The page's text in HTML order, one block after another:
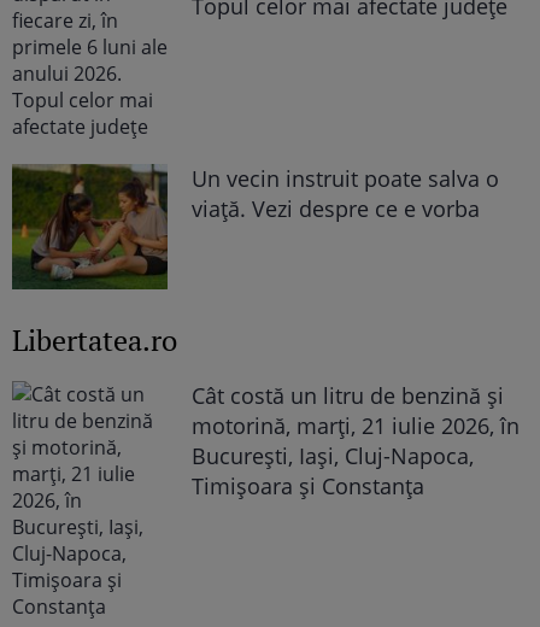
Topul celor mai afectate județe
Un vecin instruit poate salva o
viață. Vezi despre ce e vorba
Libertatea.ro
Cât costă un litru de benzină și
motorină, marți, 21 iulie 2026, în
București, Iași, Cluj-Napoca,
Timișoara și Constanța